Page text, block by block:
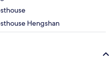
Hengshan